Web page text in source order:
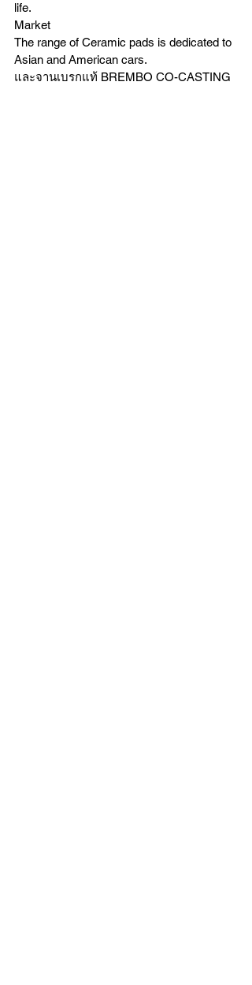
life.
Market
The range of Ceramic pads is dedicated to
Asian and American cars.
และจานเบรกแท้ BREMBO CO-CASTING